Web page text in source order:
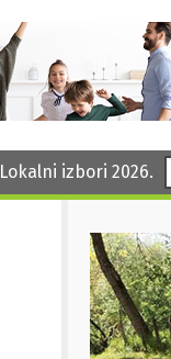
Lokalni izbori 2026.